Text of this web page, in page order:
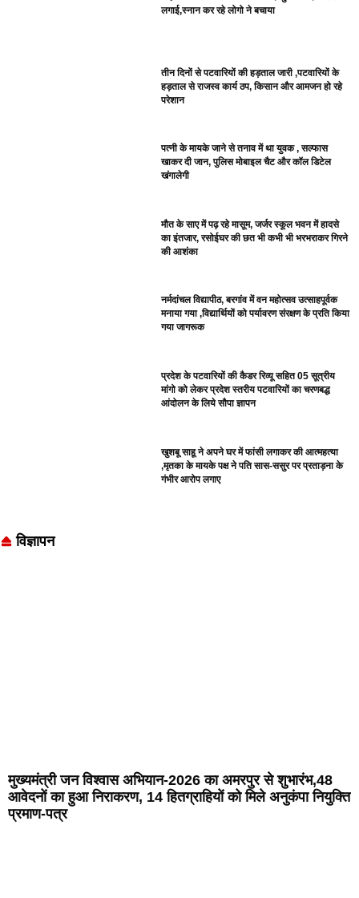
लगाई,स्नान कर रहे लोगो ने बचाया
तीन दिनों से पटवारियों की हड़ताल जारी ,पटवारियों के
हड़ताल से राजस्व कार्य ठप, किसान और आमजन हो रहे
परेशान
पत्नी के मायके जाने से तनाव में था युवक , सल्फास
खाकर दी जान, पुलिस मोबाइल चैट और कॉल डिटेल
खंगालेगी
मौत के साए में पढ़ रहे मासूम, जर्जर स्कूल भवन में हादसे
का इंतजार, रसोईघर की छत भी कभी भी भरभराकर गिरने
की आशंका
नर्मदांचल विद्यापीठ, बरगांव में वन महोत्सव उत्साहपूर्वक
मनाया गया ,विद्यार्थियों को पर्यावरण संरक्षण के प्रति किया
गया जागरूक
प्रदेश के पटवारियों की कैडर रिव्यू सहित 05 सूत्रीय
मांगो को लेकर प्रदेश स्तरीय पटवारियों का चरणबद्ध
आंदोलन के लिये सौपा ज्ञापन
खुशबू साहू ने अपने घर में फांसी लगाकर की आत्महत्या
,मृतका के मायके पक्ष ने पति सास-ससुर पर प्रताड़ना के
गंभीर आरोप लगाए
विज्ञापन
मुख्यमंत्री जन विश्वास अभियान-2026 का अमरपुर से शुभारंभ,48
आवेदनों का हुआ निराकरण, 14 हितग्राहियों को मिले अनुकंपा नियुक्ति
प्रमाण-पत्र